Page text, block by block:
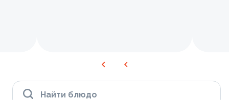
Найти блюдо